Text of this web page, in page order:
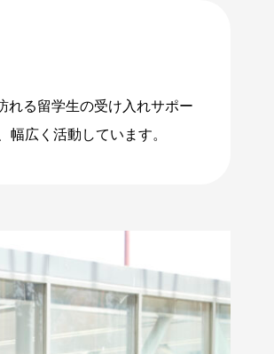
れる留学生の受け入れサポー
広く活動しています。